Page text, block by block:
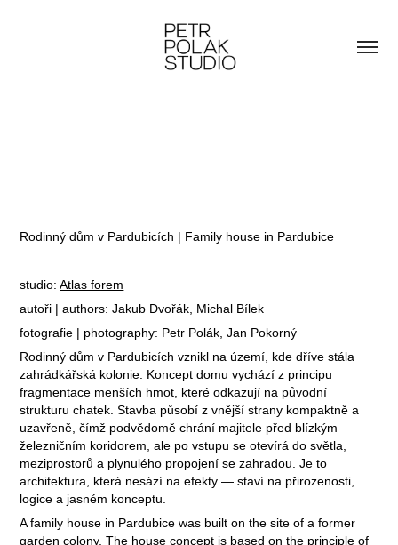
Rodinný dům v Pardubicích | Family house in Pardubice
studio:Atlas forem
autoři | authors:Jakub Dvořák, Michal Bílek
fotografie | photography: Petr Polák, Jan Pokorný
Rodinný dům v Pardubicích vznikl na území, kde dříve stála
zahrádkářská kolonie. Koncept domu vychází z principu
fragmentace menších hmot, které odkazují na původní
strukturu chatek. Stavba působí z vnější strany kompaktně a
uzavřeně, čímž podvědomě chrání majitele před blízkým
železničním koridorem, ale po vstupu se otevírá do světla,
meziprostorů a plynulého propojení se zahradou. Je to
architektura, která nesází na efekty — staví na přirozenosti,
logice a jasném konceptu.
A family house in Pardubice was built on the site of a former
garden colony. The house concept is based on the principle of